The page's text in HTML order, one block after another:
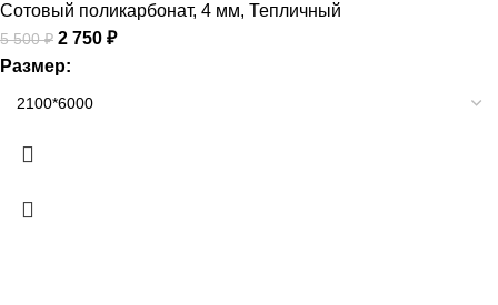
Сотовый поликарбонат, 4 мм, Тепличный
5 500₽ 2 750 ₽
Размер: